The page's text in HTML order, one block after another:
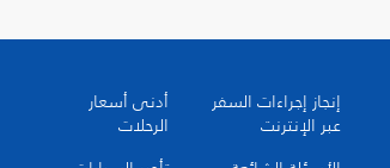
إنجاز إجراءات السفر
عبر الإنترنت
أدنى أسعار
الرحلات